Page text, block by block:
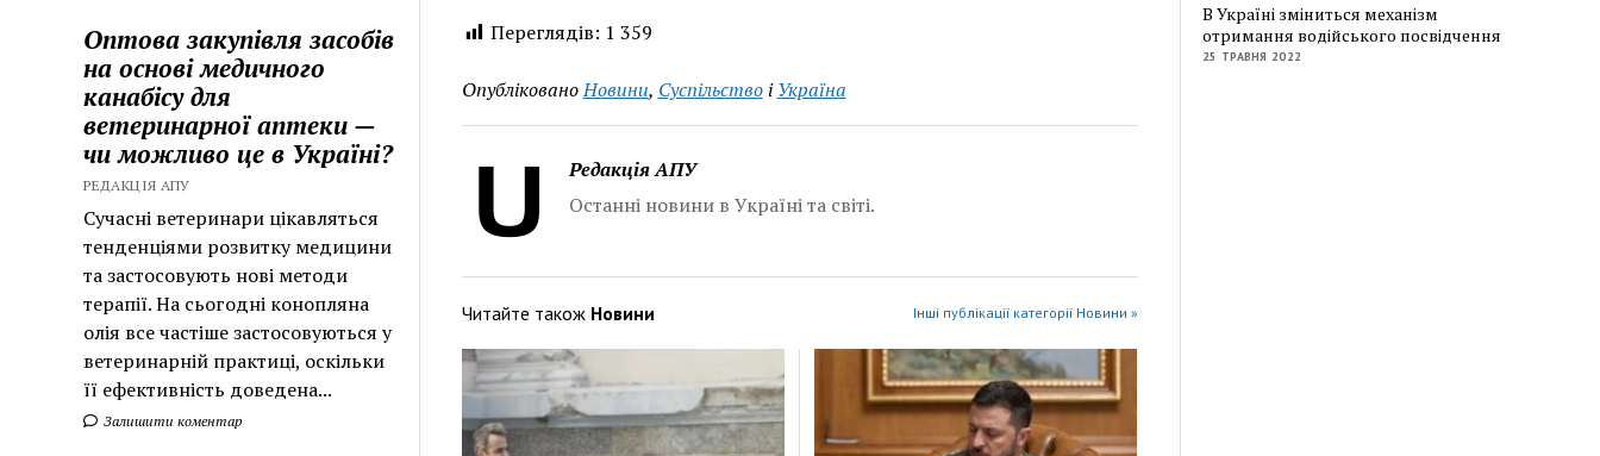
Оптова закупівля засобів
на основі медичного
канабісу для
ветеринарної аптеки —
чи можливо це в Україні?
РЕДАКЦІЯ АПУ
Сучасні ветеринари цікавляться
тенденціями розвитку медицини
та застосовують нові методи
терапії. На сьогодні конопляна
олія все частіше застосовуються у
ветеринарній практиці, оскільки
її ефективність доведена...
Залишити коментар
Переглядів: 1 359
ОпублікованоНовини, СуспільствоіУкраїна
Редакція АПУ
Останні новини в Україні та світі.
Читайте також Новини Інші публікації категорії Новини »
В Україні зміниться механізм
отримання водійського посвідчення
25 ТРАВНЯ 2022